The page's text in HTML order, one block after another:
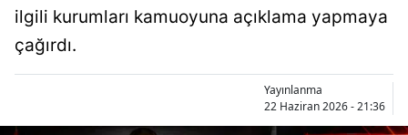
ilgili kurumları kamuoyuna açıklama yapmaya
çağırdı.
Yayınlanma
22 Haziran 2026 - 21:36